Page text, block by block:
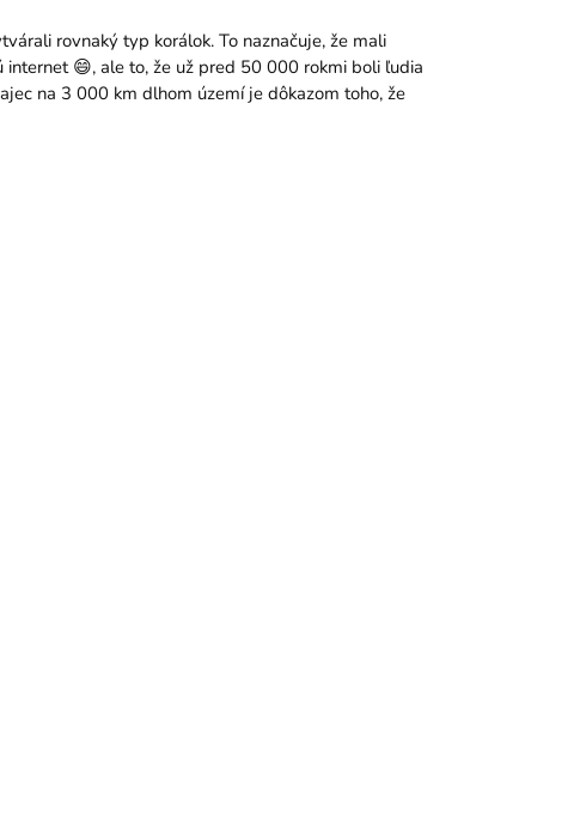
rovnaký typ korálok. To naznačuje, že mali
internet 😄, ale to, že už pred 50 000 rokmi boli ľudia
na 3 000 km dlhom území je dôkazom toho, že